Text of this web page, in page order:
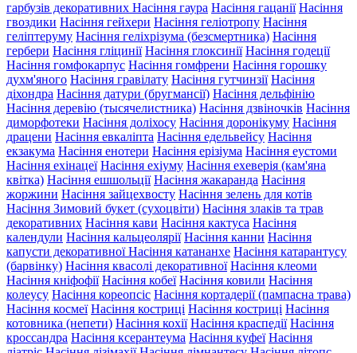
гарбузів декоративних Насіння гаура Насіння гацанії Насіння
гвоздики Насіння гейхери Насіння геліотропу Насіння
геліптеруму Насіння геліхрізума (безсмертника) Насіння
гербери Насіння гліцинії Насіння глоксинії Насіння годеції
Насіння гомфокарпус Насіння гомфрени Насіння горошку
духм'яного Насіння гравілату Насіння гутчинзії Насіння
діхондра Насіння датури (бругмансії) Насіння дельфінію
Насіння деревію (тысячелистника) Насіння дзвіночків Насіння
диморфотеки Насіння доліхосу Насіння доронікуму Насіння
драцени Насіння евкаліпта Насіння едельвейсу Насіння
екзакума Насіння енотери Насіння ерізіума Насіння еустоми
Насіння ехінацеї Насіння ехіуму Насіння ехеверія (кам'яна
квітка) Насіння ешшольції Насіння жакаранда Насіння
жоржини Насіння зайцехвосту Насіння зелень для котів
Насіння Зимовий букет (сухоцвіти) Насіння злаків та трав
декоративних Насіння кави Насіння кактуса Насіння
календули Насіння кальцеолярії Насіння канни Насіння
капусти декоративноїНасіння катананхе Насіння катарантусу
(барвінку) Насіння квасолі декоративної Насіння клеоми
Насіння кніфофії Насіння кобеї Насіння ковили Насіння
колеусу Насіння кореопсіс Насіння кортадерії (пампасна трава)
Насіння космеї Насіння костриці Насіння костриці Насіння
котовника (непети) Насіння кохії Насіння краспедії Насіння
кроссандра Насіння ксерантеума Насіння куфеї Насіння